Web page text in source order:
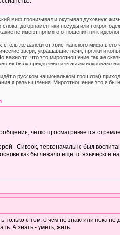
миф пронизывал и окутывал духовную
слова, до орнаментики посуды или покроя
не имеют прямого отношения ни к
столь же далеки от христианского мифа в
звери, украшавшие печи, прялки и
важно то, что это мироотношение так же
не было преодолено или ассимилировано
о русском национальном прошлом)
и размышления. Мироотношение это я бы
чётко просматривается
- Сивоок, первоначально был
как бы лежало ещё то языческое
только о том, о чём не знаю или пока
А знать - уметь, жить.